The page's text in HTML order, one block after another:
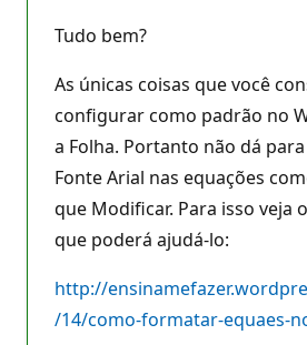
Tudo bem?
As únicas coisas que você
configurar como padrão no
a Folha. Portanto não dá
Fonte Arial nas equações
que Modificar. Para isso veja
que poderá ajudá-lo:
http://
/14/como-formatar-equaes-